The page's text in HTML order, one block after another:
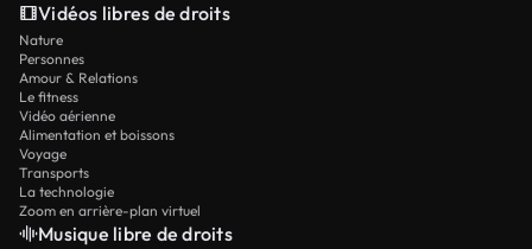
Vidéos libres de droits
Nature
Personnes
Amour & Relations
Le fitness
Vidéo aérienne
Alimentation et boissons
Voyage
Transports
La technologie
Zoom en arrière-plan virtuel
Musique libre de droits